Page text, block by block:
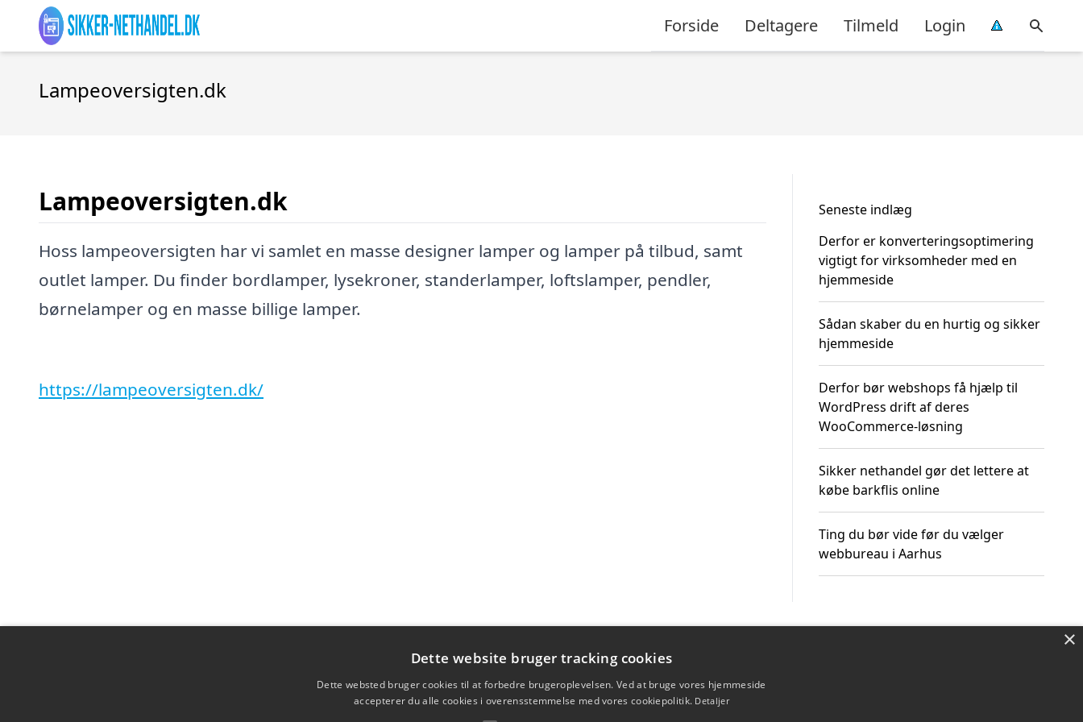
Forside Deltagere Tilmeld Login
Lampeoversigten.dk
Lampeoversigten.dk
Hoss lampeoversigten har vi samlet en masse designer lamper og lamper på tilbud, samt
outlet lamper. Du finder bordlamper, lysekroner, standerlamper, loftslamper, pendler,
børnelamper og en masse billige lamper.
https://lampeoversigten.dk/
Seneste indlæg
Derfor er konverteringsoptimering
vigtigt for virksomheder med en
hjemmeside
Sådan skaber du en hurtig og sikker
hjemmeside
Derfor bør webshops få hjælp til
WordPress drift af deres
WooCommerce-løsning
Sikker nethandel gør det lettere at
købe barkflis online
Ting du bør vide før du vælger
webbureau i Aarhus
×
Dette website bruger tracking cookies
Dette websted bruger cookies til at forbedre brugeroplevelsen. Ved at bruge vores hjemmeside
accepterer du alle cookies i overensstemmelse med vores cookiepolitik. Detaljer